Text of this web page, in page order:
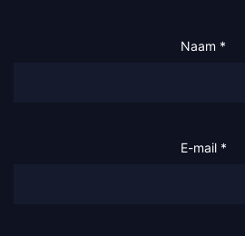
Naam *
E-mail *